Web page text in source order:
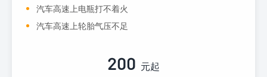
汽车高速上电瓶打不着火
汽车高速上轮胎气压不足
200 元起